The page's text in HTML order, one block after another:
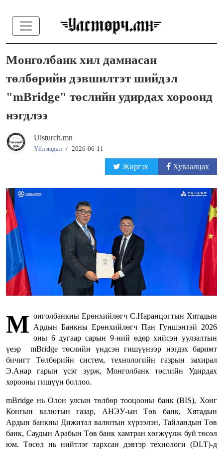
Монголбанк хил дамнасан
төлбөрийн дэвшилтэт шийдэл
"mBridge" төслийн удирдах хороонд
нэгдлээ
Ulsturch.mn
Үйл явдал / 2026-06-11
Жиргэх Хуваалцах
М онголбанкны Ерөнхийлөгч С.Наранцогтын Хятадын
Ардын Банкны Ерөнхийлөгч Пан Гуншэнтэй 2026
оны 6 дугаар сарын 9-ний өдөр хийсэн уулзалтын
үеэр mBridge төслийн үндсэн гишүүнээр нэгдэх баримт
бичигт Төлбөрийн систем, технологийн газрын захирал
Э.Анар гарын үсэг зурж, Монголбанк төслийн Удирдах
хорооны гишүүн боллоо.
mBridge нь Олон улсын төлбөр тооцооны банк (BIS), Хонг
Конгын валютын газар, АНЭУ-ын Төв банк, Хятадын
Ардын банкны Дижитал валютын хүрээлэн, Тайландын Төв
банк, Саудын Арабын Төв банк хамтран хөгжүүлж буй төсөл
юм. Төсөл нь нийтлэг тархсан дэвтэр технологи (DLT)-д